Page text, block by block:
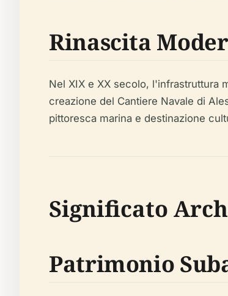
Rinascita
Nel XIX e XX secolo, l'infrastruttura
creazione del Cantiere Navale di
pittoresca marina e destinazione
Significato
Patrimonio